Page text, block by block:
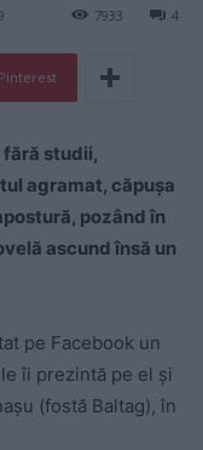
4
7933
Pinterest
fără studii,
agramat, căpușa
pozând în
ascund însă un
pe Facebook un
îi prezintă pe el și
(fostă Baltag), în